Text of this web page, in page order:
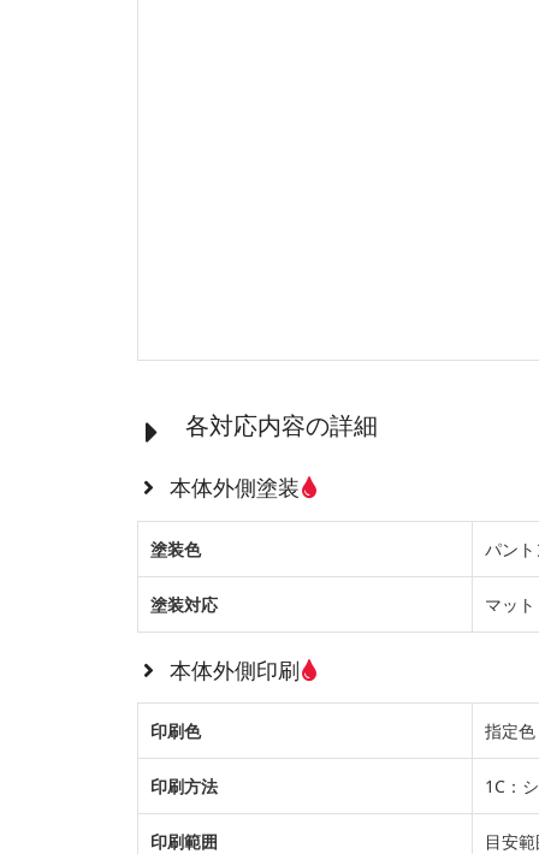
各対応内容の詳細
本体外側塗装
塗装色 パン
塗装対応 マッ
本体外側印刷
印刷色 指定
印刷方法 1C：
印刷範囲 目安